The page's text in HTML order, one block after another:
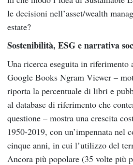
le decisioni nell’asset/wealth
estate?
Sostenibilità, ESG e narrativa
Una ricerca eseguita in riferimento
Google Books Ngram Viewer –
riporta la percentuale di libri e
al database di riferimento che
questione – mostra una crescita
1950-2019, con un’impennata nel
cinque anni, in cui l’utilizzo del
Ancora più popolare (35 volte più